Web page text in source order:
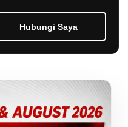
Hubungi Saya